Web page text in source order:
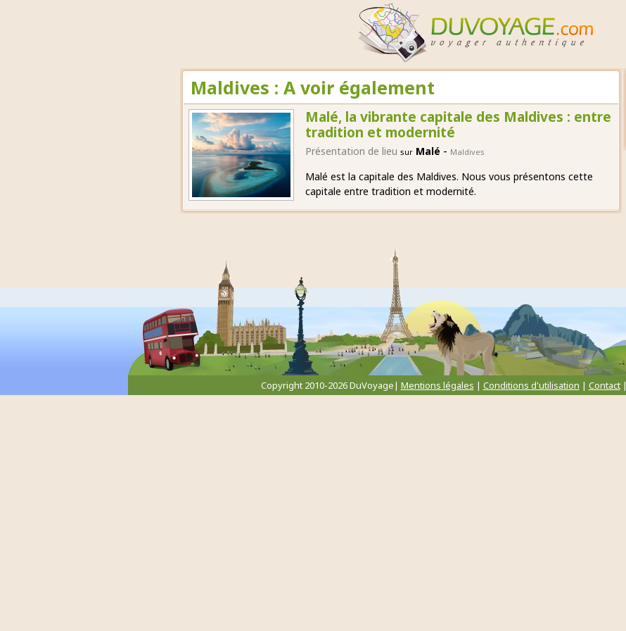
Maldives : A voir également
Malé, la vibrante capitale des Maldives : entre
tradition et modernité
Présentation de lieu sur Malé - Maldives
Malé est la capitale des Maldives. Nous vous présentons cette
capitale entre tradition et modernité.
Copyright 2010-2026 DuVoyage| Mentions légales | Conditions d'utilisation | Contact|